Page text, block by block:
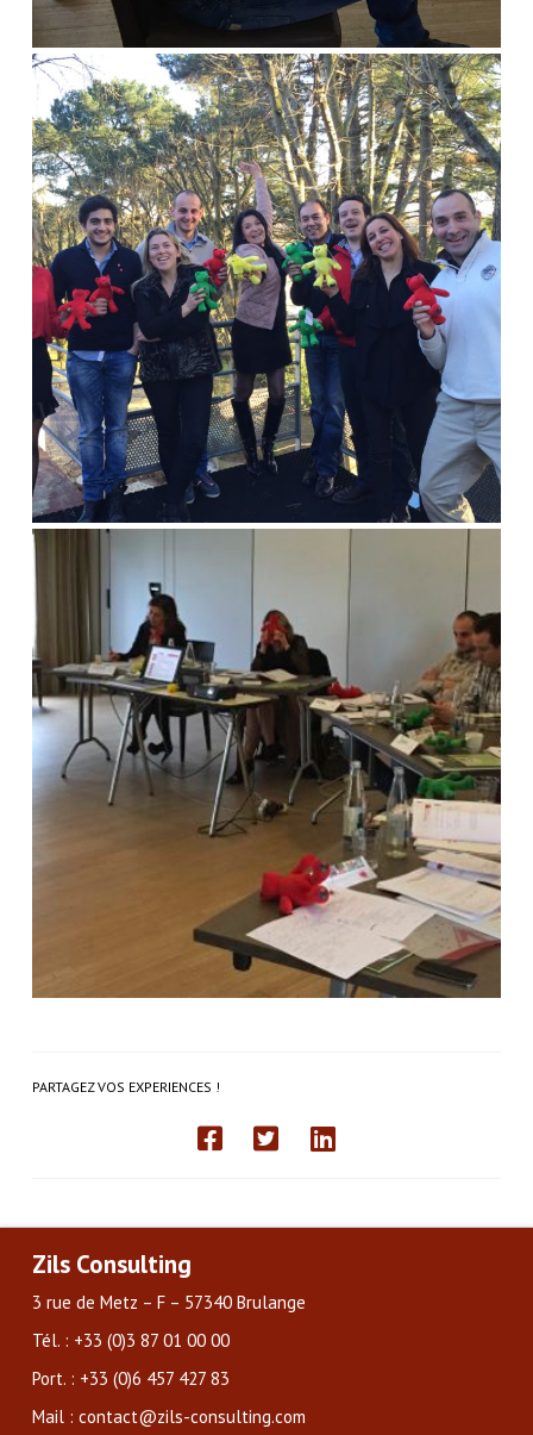
PARTAGEZ VOS EXPERIENCES !
Zils Consulting
3 rue de Metz – F – 57340 Brulange
Tél. : +33 (0)3 87 01 00 00
Port. : +33 (0)6 457 427 83
Mail : contact@zils-consulting.com